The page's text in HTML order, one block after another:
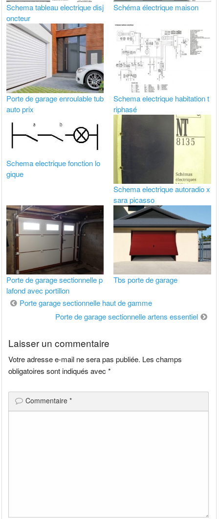
Schema tableau electrique disj
oncteur
Schéma électrique maison
Porte de garage enroulable tub
auto prix
Schema electrique habitation t
riphasé
Schema electrique fonction lo
gique
Schema electrique autoradio x
sara picasso
Porte de garage sectionnelle p
lafond avec portillon
Tbs porte de garage
Navigation
Porte garage sectionnelle haut de gamme
Porte de garage sectionnelle artens essentiel
Laisser un commentaire
Votre adresse e-mail ne sera pas publiée. Les champs
obligatoires sont indiqués avec*
Commentaire*